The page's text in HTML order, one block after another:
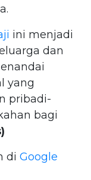
ini menjadi
dan
yang
pribadi-
bagi
di Google